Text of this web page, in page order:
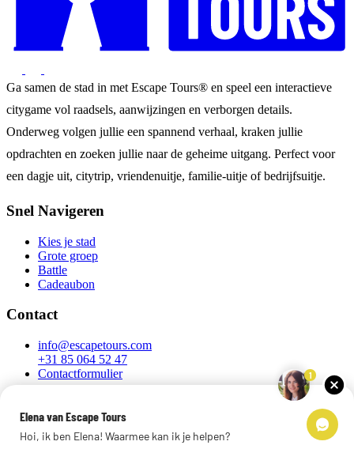
Ga samen de stad in met Escape Tours® en speel een interactieve
citygame vol raadsels, aanwijzingen en verborgen details.
Onderweg volgen jullie een spannend verhaal, kraken jullie
opdrachten en zoeken jullie naar de geheime uitgang. Perfect voor
een dagje uit, citytrip, vriendenuitje, familie-uitje of bedrijfsuitje.
Snel Navigeren
Kies je stad
Grote groep
Battle
Cadeaubon
Contact
info@escapetours.com
+31 85 064 52 47
Contactformulier
1
Elena van Escape Tours
Hoi, ik ben Elena! Waarmee kan ik je helpen?